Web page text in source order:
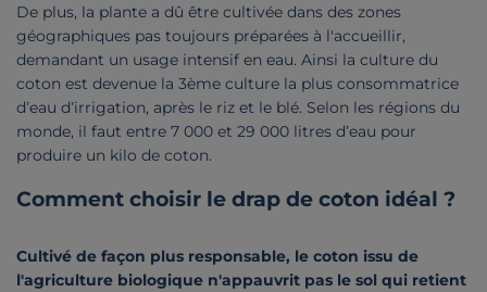
De plus, la plante a dû être cultivée dans des zones
géographiques pas toujours préparées à l'accueillir,
demandant un usage intensif en eau. Ainsi la culture du
coton est devenue la 3ème culture la plus consommatrice
d’eau d’irrigation, après le riz et le blé. Selon les régions du
monde, il faut entre 7 000 et 29 000 litres d’eau pour
produire un kilo de coton.
Comment choisir le drap de coton idéal ?
Cultivé de façon plus responsable, le coton issu de
l'agriculture biologique n'appauvrit pas le sol qui retient